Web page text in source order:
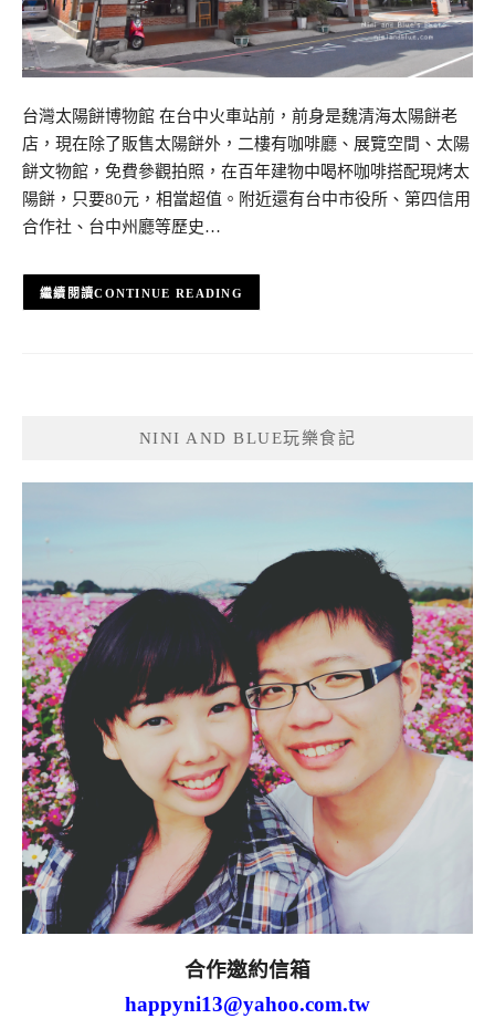
台灣太陽餅博物館 在台中火車站前，前身是魏清海太陽餅老
店，現在除了販售太陽餅外，二樓有咖啡廳、展覽空間、太陽
餅文物館，免費參觀拍照，在百年建物中喝杯咖啡搭配現烤太
陽餅，只要80元，相當超值。附近還有台中市役所、第四信用
合作社、台中州廳等歷史…
CONTINUE READING
NINI AND BLUE玩樂食記
合作邀約信箱
happyni13@yahoo.com.tw